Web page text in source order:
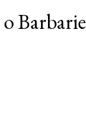
o Barbarie